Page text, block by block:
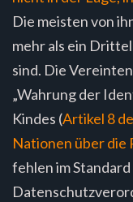
Die meisten von
mehr als ein
sind. Die
„Wahrung der
Kindes (Artikel 8
Nationen über die
fehlen im